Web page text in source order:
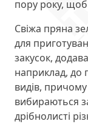
пору року,
Свіжа пряна
для
закусок,
наприклад, до
видів,
вибираються
дрібнолисті